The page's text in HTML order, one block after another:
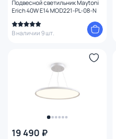
Подвесной светильник Maytoni
Erich 40W E14 MOD221-PL-08-N
В наличии 9 шт.
19 490 ₽